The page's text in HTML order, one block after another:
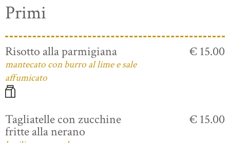
Primi
Risotto alla parmigiana
mantecato con burro al lime e sale
affumicato
€ 15.00
Tagliatelle con zucchine
fritte alla nerano
€ 15.00